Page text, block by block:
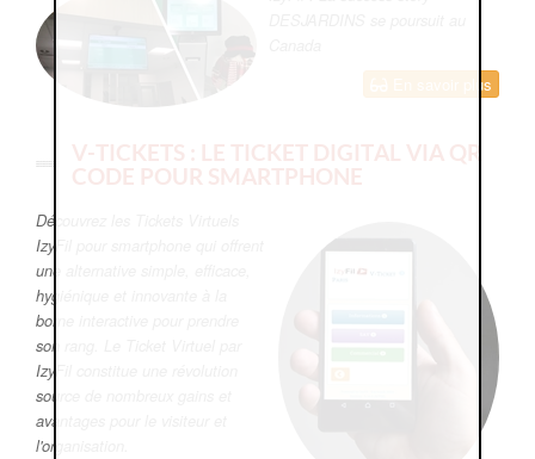
En savoir plus
V-TICKETS : LE TICKET DIGITAL VIA QR
CODE POUR SMARTPHONE
Découvrez les Tickets Virtuels
IzyFil pour smartphone qui offrent
une alternative simple, efficace,
hygiénique et innovante à la
borne interactive pour prendre
son rang. Le Ticket Virtuel par
IzyFil constitue une révolution
source de nombreux gains et
avantages pour le visiteur et
l'organisation.